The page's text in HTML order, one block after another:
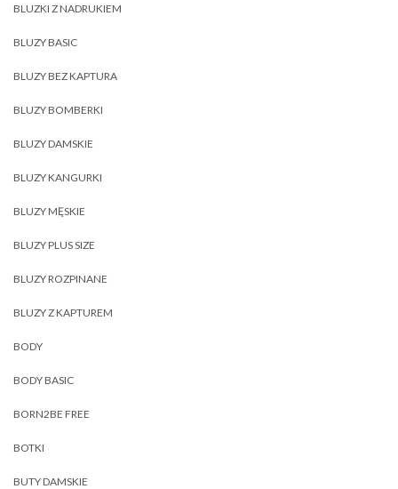
BLUZKI Z NADRUKIEM
BLUZY BASIC
BLUZY BEZ KAPTURA
BLUZY BOMBERKI
BLUZY DAMSKIE
BLUZY KANGURKI
BLUZY MĘSKIE
BLUZY PLUS SIZE
BLUZY ROZPINANE
BLUZY Z KAPTUREM
BODY
BODY BASIC
BORN2BE FREE
BOTKI
BUTY DAMSKIE